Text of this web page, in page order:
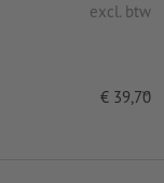
excl. btw
€ 39,70